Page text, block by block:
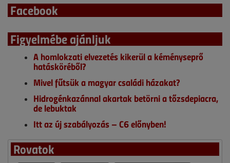
Facebook
Figyelmébe ajánljuk
A homlokzati elvezetés kikerül a kéményseprő
hatásköréből?
Mivel fűtsük a magyar családi házakat?
Hidrogénkazánnal akartak betörni a tőzsdepiacra,
de lebuktak
Itt az új szabályozás – C6 előnyben!
Rovatok